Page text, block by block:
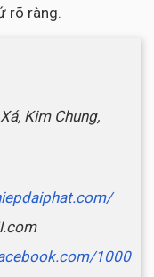
rõ ràng.
Kim Chung,
1000